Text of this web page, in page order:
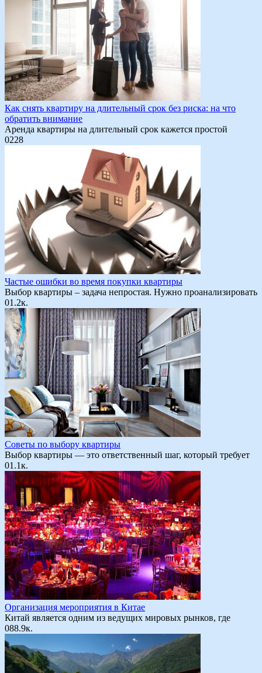
Как снять квартиру на длительный срок без риска: на что
обратить внимание
Аренда квартиры на длительный срок кажется простой
0228
Частые ошибки во время покупки квартиры
Выбор квартиры – задача непростая. Нужно проанализировать
01.2к.
Советы по выбору квартиры
Выбор квартиры — это ответственный шаг, который требует
01.1к.
Организация мероприятия в Китае
Китай является одним из ведущих мировых рынков, где
088.9к.